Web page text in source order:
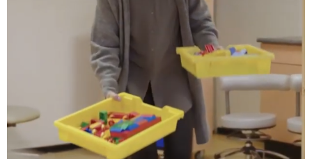
Enver als werkgever
Vrienden van Enver
Nieuws
Contactgegevens
Zakelijke gegevens